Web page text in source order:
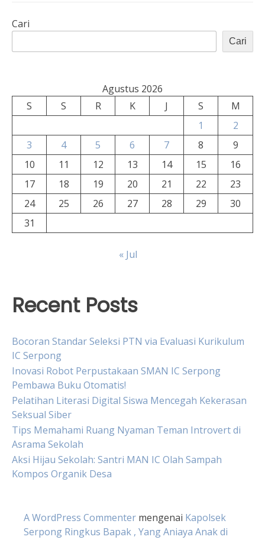
Cari
Cari
Agustus 2026
S
S R K J S
M
1
2
3
4 5 6 7 8
9
10
11 12 13 14 15
16
17
18 19 20 21 22
23
24
25 26 27 28 29
30
31
« Jul
Recent Posts
Bocoran Standar Seleksi PTN via Evaluasi Kurikulum
IC Serpong
Inovasi Robot Perpustakaan SMAN IC Serpong
Pembawa Buku Otomatis!
Pelatihan Literasi Digital Siswa Mencegah Kekerasan
Seksual Siber
Tips Memahami Ruang Nyaman Teman Introvert di
Asrama Sekolah
Aksi Hijau Sekolah: Santri MAN IC Olah Sampah
Kompos Organik Desa
A WordPress Commenter mengenai Kapolsek
Serpong Ringkus Bapak , Yang Aniaya Anak di